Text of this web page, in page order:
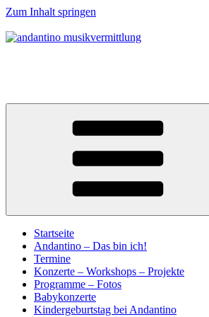
Zum Inhalt springen
Startseite
Andantino – Das bin ich!
Termine
Konzerte – Workshops – Projekte
Programme – Fotos
Babykonzerte
Kindergeburtstag bei Andantino